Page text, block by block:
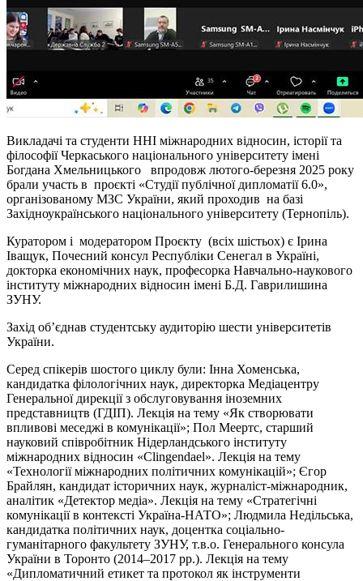
Викладачі та студенти ННІ міжнародних відносин, історії та
філософії Черкаського національного університету імені
Богдана Хмельницького впродовж лютого-березня 2025 року
брали участь в проєкті «Студії публічної дипломатії 6.0»,
організованому МЗС України, який проходив на базі
Західноукраїнського національного університету (Тернопіль).
Куратором і модератором Проєкту (всіх шістьох) є Ірина
Іващук, Почесний консул Республіки Сенегал в Україні,
докторка економічних наук, професорка Навчально-наукового
інституту міжнародних відносин імені Б.Д. Гаврилишина
ЗУНУ.
Захід об’єднав студентську аудиторію шести університетів
України.
Серед спікерів шостого циклу були: Інна Хоменська,
кандидатка філологічних наук, директорка Медіацентру
Генеральної дирекції з обслуговування іноземних
представництв (ГДІП). Лекція на тему «Як створювати
впливові меседжі в комунікації»; Пол Меертс, старший
науковий співробітник Нідерландського інституту
міжнародних відносин «Clingendael». Лекція на тему
«Технології міжнародних політичних комунікацій»; Єгор
Брайлян, кандидат історичних наук, журналіст-міжнародник,
аналітик «Детектор медіа». Лекція на тему «Стратегічні
комунікації в контексті Україна-НАТО»; Людмила Недільська,
кандидатка політичних наук, доцентка соціально-
гуманітарного факультету ЗУНУ, т.в.о. Генерального консула
України в Торонто (2014–2017 рр.). Лекція на тему
«Дипломатичний етикет та протокол як інструменти